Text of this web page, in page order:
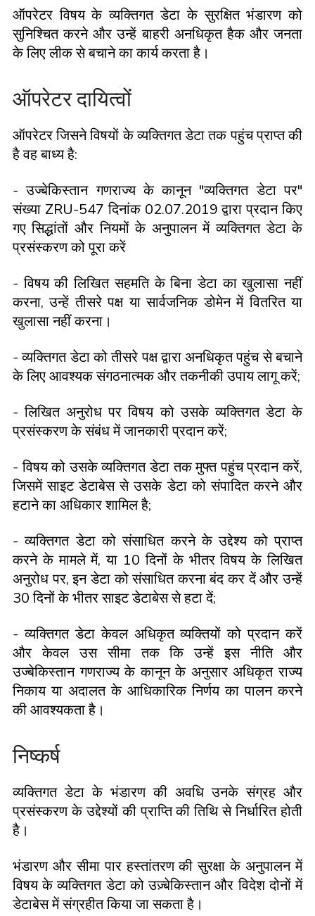
ऑपरेटर विषय के व्यक्तिगत डेटा के सुरक्षित भंडारण को
सुनिश्चित करने और उन्हें बाहरी अनधिकृत हैक और जनता
के लिए लीक से बचाने का कार्य करता है।
ऑपरेटर दायित्वों
ऑपरेटर जिसने विषयों के व्यक्तिगत डेटा तक पहुंच प्राप्त की
है वह बाध्य है:
- उज्बेकिस्तान गणराज्य के कानून "व्यक्तिगत डेटा पर"
संख्या ZRU-547 दिनांक 02.07.2019 द्वारा प्रदान किए
गए सिद्धांतों और नियमों के अनुपालन में व्यक्तिगत डेटा के
प्रसंस्करण को पूरा करें
- विषय की लिखित सहमति के बिना डेटा का खुलासा नहीं
करना, उन्हें तीसरे पक्ष या सार्वजनिक डोमेन में वितरित या
खुलासा नहीं करना।
- व्यक्तिगत डेटा को तीसरे पक्ष द्वारा अनधिकृत पहुंच से बचाने
के लिए आवश्यक संगठनात्मक और तकनीकी उपाय लागू करें;
- लिखित अनुरोध पर विषय को उसके व्यक्तिगत डेटा के
प्रसंस्करण के संबंध में जानकारी प्रदान करें;
- विषय को उसके व्यक्तिगत डेटा तक मुफ्त पहुंच प्रदान करें,
जिसमें साइट डेटाबेस से उसके डेटा को संपादित करने और
हटाने का अधिकार शामिल है;
- व्यक्तिगत डेटा को संसाधित करने के उद्देश्य को प्राप्त
करने के मामले में, या 10 दिनों के भीतर विषय के लिखित
अनुरोध पर, इन डेटा को संसाधित करना बंद कर दें और उन्हें
30 दिनों के भीतर साइट डेटाबेस से हटा दें;
- व्यक्तिगत डेटा केवल अधिकृत व्यक्तियों को प्रदान करें
और केवल उस सीमा तक कि उन्हें इस नीति और
उज्बेकिस्तान गणराज्य के कानून के अनुसार अधिकृत राज्य
निकाय या अदालत के आधिकारिक निर्णय का पालन करने
की आवश्यकता है।
निष्कर्ष
व्यक्तिगत डेटा के भंडारण की अवधि उनके संग्रह और
प्रसंस्करण के उद्देश्यों की प्राप्ति की तिथि से निर्धारित होती
है।
भंडारण और सीमा पार हस्तांतरण की सुरक्षा के अनुपालन में
विषय के व्यक्तिगत डेटा को उज़्बेकिस्तान और विदेश दोनों में
डेटाबेस में संग्रहीत किया जा सकता है।